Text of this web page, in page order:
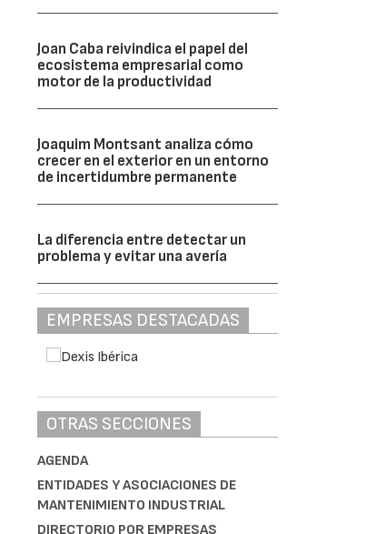
Joan Caba reivindica el papel del
ecosistema empresarial como
motor de la productividad
Joaquim Montsant analiza cómo
crecer en el exterior en un entorno
de incertidumbre permanente
La diferencia entre detectar un
problema y evitar una avería
EMPRESAS DESTACADAS
OTRAS SECCIONES
AGENDA
ENTIDADES Y ASOCIACIONES DE
MANTENIMIENTO INDUSTRIAL
DIRECTORIO POR EMPRESAS